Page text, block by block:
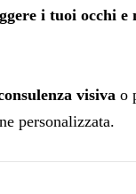
i tuoi occhi
visiva o
personalizzata.